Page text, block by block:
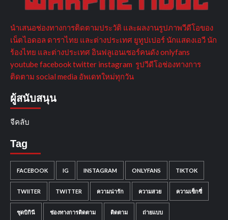
นำเสนอช่องทางการติดตามประวัติ และผลงานรูปภาพวีดีโอของ
เน็ตไอดอล ดาราไทย และต่างประเทศ ยูทูปเปอร์ นักแสดงเอวี นัก
ร้องไทย และต่างประเทศ อินฟลูเอนเซอร์คนดัง onlyfans
youtube facebook twitter instagram รูปวีดีโอช่องทางการ
ติดตาม social media อัพเดทใหม่ทุกวัน
ผู้สนับสนุน
จีคลับ
Tag
FACEBOOK IG INSTAGRAM ONLYFANS TIKTOK
TWIITER TWITTER ความน่ารัก ความสวย ความเซ็กซี่
ชุดบิกินี ช่องทางการติดตาม ติดตาม ถ่ายแบบ